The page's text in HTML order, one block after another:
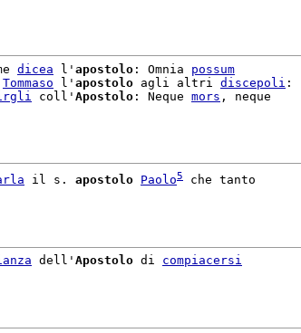
dicea l' apostolo : Omnia possum
Tommaso l' apostolo agli altri discepoli :
coll' Apostolo : Neque mors , neque
il s. apostolo Paolo5 che tanto
dell' Apostolo di compiacersi